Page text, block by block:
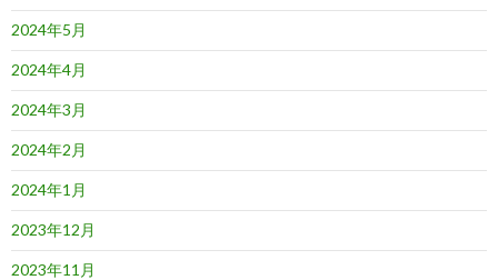
2024年5月
2024年4月
2024年3月
2024年2月
2024年1月
2023年12月
2023年11月